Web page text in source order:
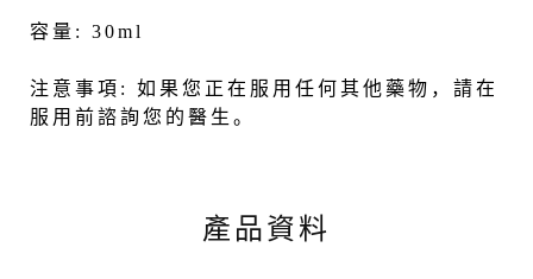
容量: 30ml
注意事項:
如果您正在服用任何其他藥物，請在
服用前諮詢您的醫生。
產品資料